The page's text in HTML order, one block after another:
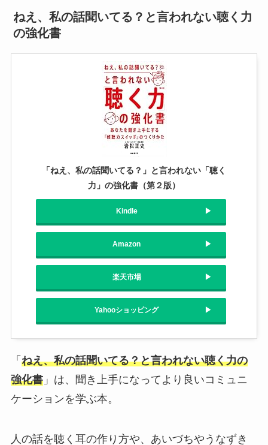
ねえ、私の話聞いてる？と言われない聴く力
の強化書
「ねえ、私の話聞いてる？」と言われない「聴く
力」の強化書（第２版）
Kindle
Amazon
楽天市場
Yahooショッピング
「 ねえ、私の話聞いてる？と言われない聴く力の
強化書」は、聞き上手になってより良いコミュニ
ケーションを学ぶ本。
人の話を聴く耳の作り方や、あいづちやうなずき